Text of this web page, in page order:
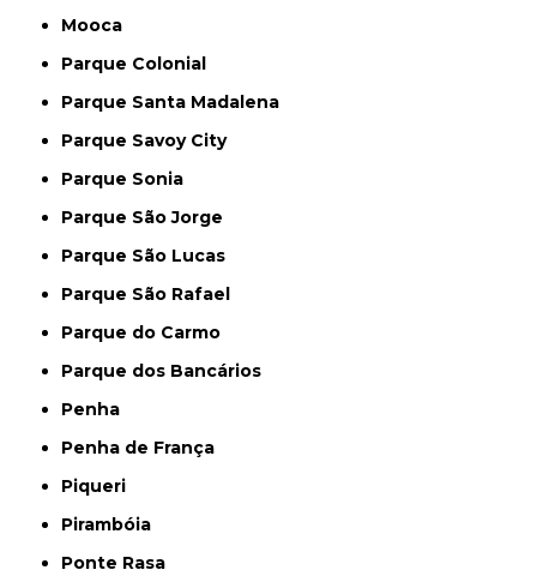
Mooca
Parque Colonial
Parque Santa Madalena
Parque Savoy City
Parque Sonia
Parque São Jorge
Parque São Lucas
Parque São Rafael
Parque do Carmo
Parque dos Bancários
Penha
Penha de França
Piqueri
Pirambóia
Ponte Rasa